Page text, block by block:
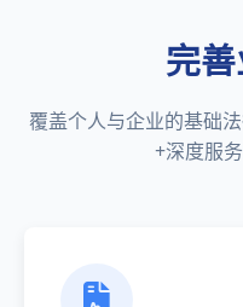
完
覆盖个人与企业的基础
+深度服